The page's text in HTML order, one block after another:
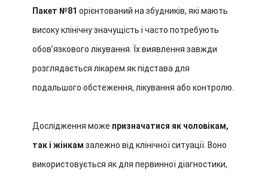
Пакет №81 орієнтований на збудників, які мають
високу клінічну значущість і часто потребують
обовʼязкового лікування. Їх виявлення завжди
розглядається лікарем як підстава для
подальшого обстеження, лікування або контролю.
Дослідження може призначатися як чоловікам,
так і жінкам залежно від клінічної ситуації. Воно
використовується як для первинної діагностики,